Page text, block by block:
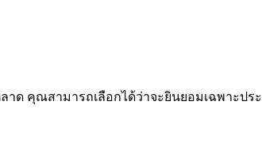
ด คุณสามารถเลือกได้ว่าจะยินยอมเฉพาะปร